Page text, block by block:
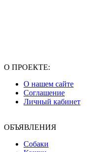
О ПРОЕКТЕ:
О нашем сайте
Соглашение
Личный кабинет
ОБЪЯВЛЕНИЯ
Собаки